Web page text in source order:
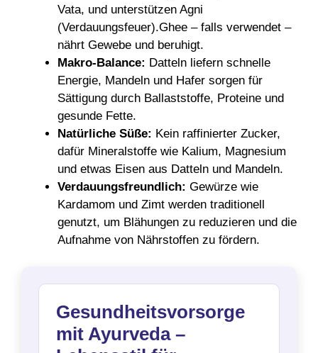
Vata, und unterstützen Agni
(Verdauungsfeuer).Ghee – falls verwendet –
nährt Gewebe und beruhigt.
Makro-Balance: Datteln liefern schnelle
Energie, Mandeln und Hafer sorgen für
Sättigung durch Ballaststoffe, Proteine und
gesunde Fette.
Natürliche Süße: Kein raffinierter Zucker,
dafür Mineralstoffe wie Kalium, Magnesium
und etwas Eisen aus Datteln und Mandeln.
Verdauungsfreundlich: Gewürze wie
Kardamom und Zimt werden traditionell
genutzt, um Blähungen zu reduzieren und die
Aufnahme von Nährstoffen zu fördern.
Gesundheitsvorsorge
mit Ayurveda –